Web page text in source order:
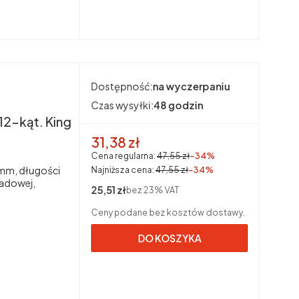
kąt. King
długości
Dostępność:na wyczerpaniu
Czas wysyłki:48 godzin
Cena promocyjna brutto
31,38 zł
Cena regularna: 47,55 zł-34%
Najniższa cena: 47,55 zł-34%
Cena netto
25,51 złbez 23% VAT
Ceny podane bez kosztów dostawy.
DO KOSZYKA